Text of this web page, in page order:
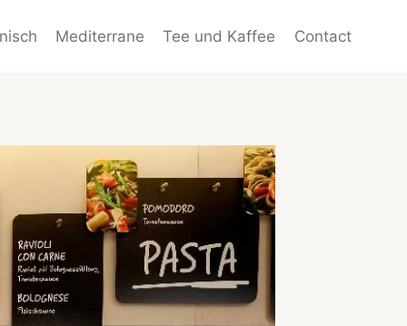
Mediterrane Tee und Kaffee Contact